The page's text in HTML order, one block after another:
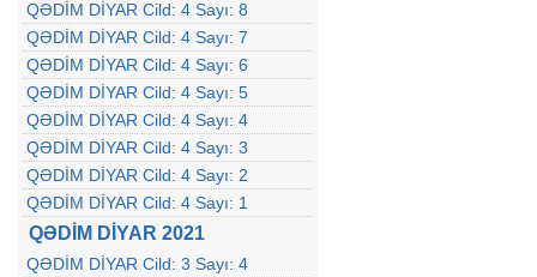
QƏDİM DİYAR Cild: 4 Sayı: 8
QƏDİM DİYAR Cild: 4 Sayı: 7
QƏDİM DİYAR Cild: 4 Sayı: 6
QƏDİM DİYAR Cild: 4 Sayı: 5
QƏDİM DİYAR Cild: 4 Sayı: 4
QƏDİM DİYAR Cild: 4 Sayı: 3
QƏDİM DİYAR Cild: 4 Sayı: 2
QƏDİM DİYAR Cild: 4 Sayı: 1
QƏDİM DİYAR 2021
QƏDİM DİYAR Cild: 3 Sayı: 4